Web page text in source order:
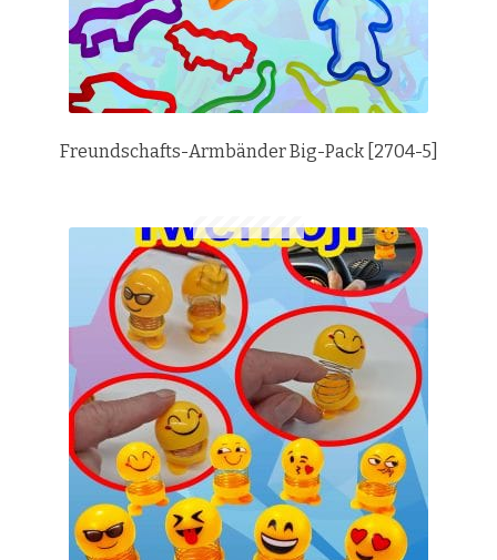
Freundschafts-Armbänder Big-Pack [2704-5]